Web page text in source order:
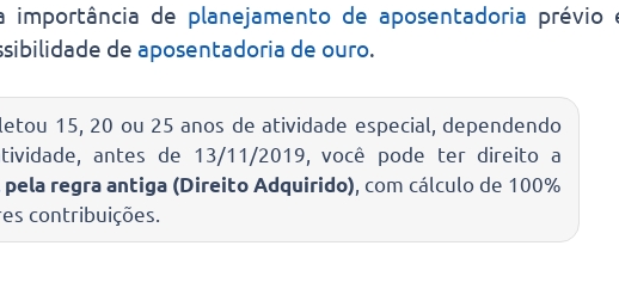
importância de planejamento de aposentadoria prévio
de aposentadoria de ouro.
15, 20 ou 25 anos de atividade especial, dependendo
antes de 13/11/2019, você pode ter direito a
pela regra antiga (Direito Adquirido) , com cálculo de 100%
contribuições.